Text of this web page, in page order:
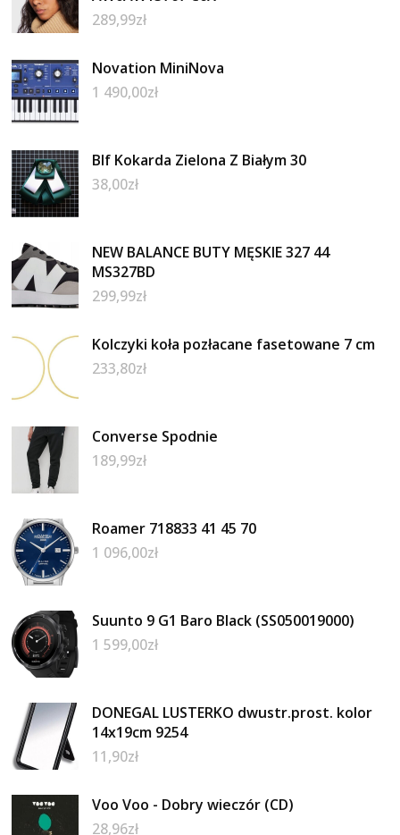
289,99zł
Novation MiniNova
1 490,00zł
Blf Kokarda Zielona Z Białym 30
38,00zł
NEW BALANCE BUTY MĘSKIE 327 44
MS327BD
299,99zł
Kolczyki koła pozłacane fasetowane 7 cm
233,80zł
Converse Spodnie
189,99zł
Roamer 718833 41 45 70
1 096,00zł
Suunto 9 G1 Baro Black (SS050019000)
1 599,00zł
DONEGAL LUSTERKO dwustr.prost. kolor
14x19cm 9254
11,90zł
Voo Voo - Dobry wieczór (CD)
28,96zł